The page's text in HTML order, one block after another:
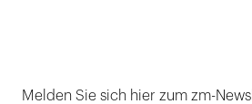
Melden Sie sich hier zum zm-